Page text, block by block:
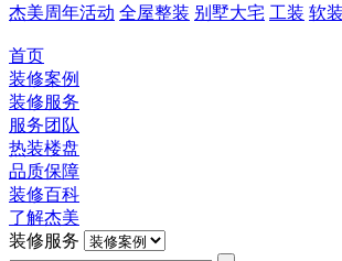
杰美周年活动 全屋整装 别墅大宅 工装 软装
首页
装修案例
装修服务
服务团队
热装楼盘
品质保障
装修百科
了解杰美
装修服务